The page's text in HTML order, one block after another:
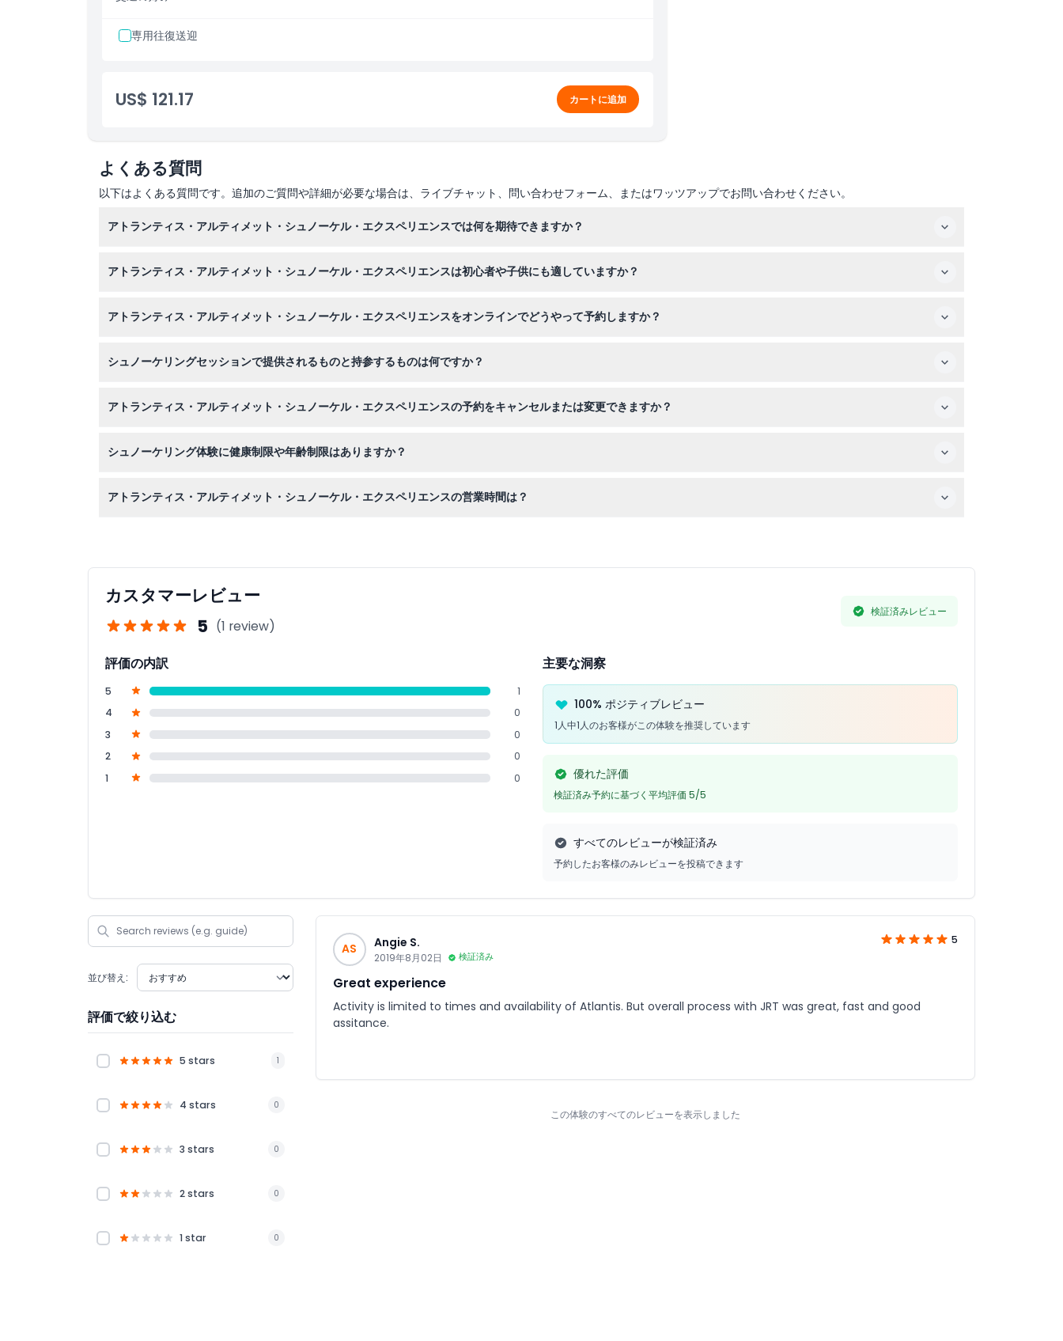
専用往復送迎
US$ 121.17 カートに追加
よくある質問
以下はよくある質問です。追加のご質問や詳細が必要な場合は、ライブチャット、問い合わせフォーム、またはワッツアップでお問い合わせください。
アトランティス・アルティメット・シュノーケル・エクスペリエンスでは何を期待できますか？
のセッション時間は約35分です。
アトランティス・アルティメット・シュノーケル・エクスペリエンスは初心者や子供にも適していますか？
アトランティス・アルティメット・シュノーケル・エクスペリエンスをオンラインでどうやって予約しますか？
シュノーケリングセッションで提供されるものと持参するものは何ですか？
アトランティス・アルティメット・シュノーケル・エクスペリエンスの予約をキャンセルまたは変更できますか？
シュノーケリング体験に健康制限や年齢制限はありますか？
アトランティス・アルティメット・シュノーケル・エクスペリエンスの営業時間は？
カスタマーレビュー
5 (1 review)
検証済みレビュー
評価の内訳
5
1
4
0
3
0
2
0
1
0
主要な洞察
100% ポジティブレビュー
1人中1人のお客様がこの体験を推奨しています
優れた評価
検証済み予約に基づく平均評価 5/5
すべてのレビューが検証済み
予約したお客様のみレビューを投稿できます
並び替え:
評価で絞り込む
5 stars 1
4 stars 0
3 stars 0
2 stars 0
1 star 0
AS Angie S.
2019年8月02日 検証済み
5
Great experience
Activity is limited to times and availability of Atlantis. But overall process with JRT was great, fast and good
assitance.
この体験のすべてのレビューを表示しました